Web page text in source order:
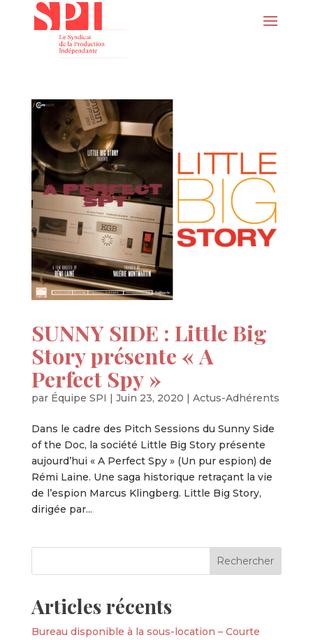
SUNNY SIDE : Little Big
Story présente « A
Perfect Spy »
par Équipe SPI | Juin 23, 2020 | Actus-Adhérents
Dans le cadre des Pitch Sessions du Sunny Side
of the Doc, la société Little Big Story présente
aujourd’hui « A Perfect Spy » (Un pur espion) de
Rémi Laine. Une saga historique retraçant la vie
de l’espion Marcus Klingberg. Little Big Story,
dirigée par...
Articles récents
Bureau disponible à la sous-location – Courte